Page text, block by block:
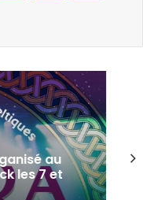
au
les 7 et